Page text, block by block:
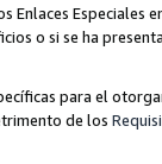
Especiales
o si se ha
para el
de los